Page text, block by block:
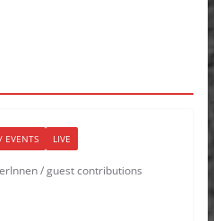
EVENTS LIVE
/ guest contributions